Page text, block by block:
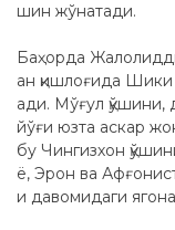
шин жўнатади.
Баҳорда
ан қишлоғида Шики
ади. Мўғул қўшини,
йўғи юзта аскар
бу Чингизхон
ё, Эрон ва
и давомидаги